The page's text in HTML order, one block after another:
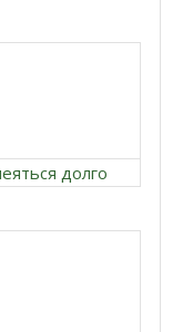
долго